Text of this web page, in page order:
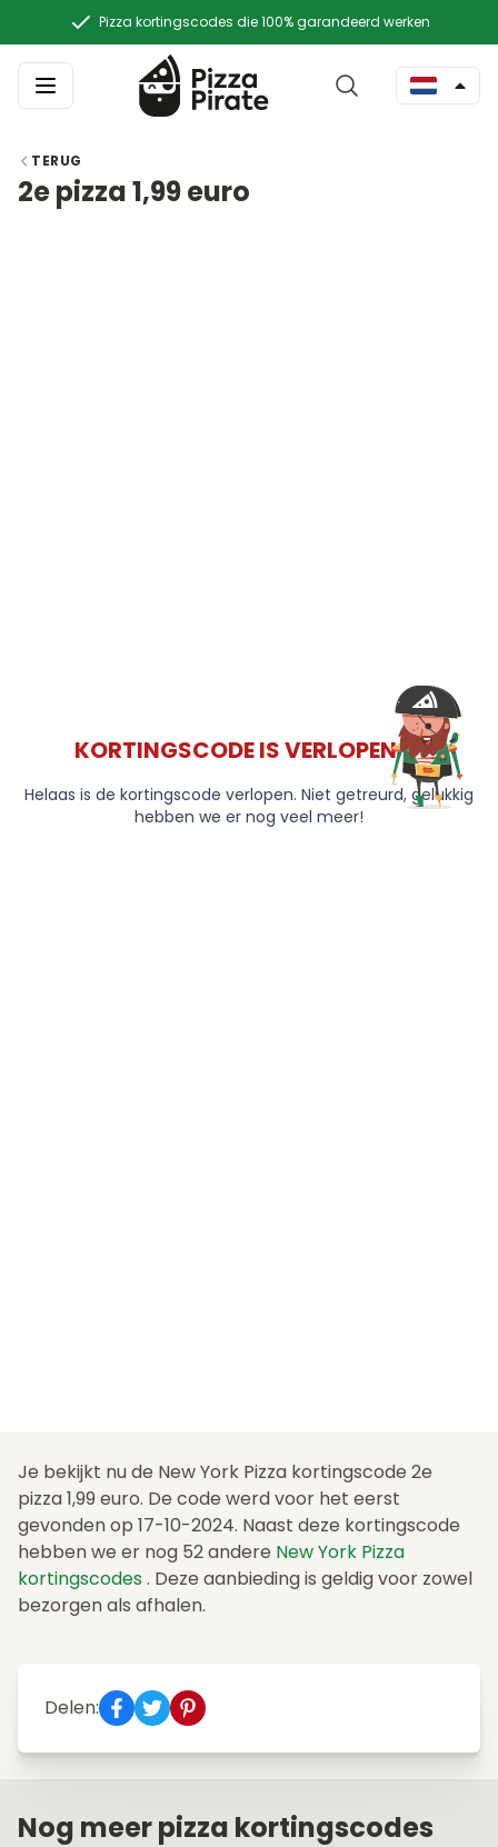
Pizza kortingscodes die 100% garandeerd werken
TERUG
2e pizza 1,99 euro
KORTINGSCODE IS VERLOPEN 😞
Helaas is de kortingscode verlopen. Niet getreurd, gelukkig
hebben we er nog veel meer!
Je bekijkt nu de New York Pizza kortingscode 2e
pizza 1,99 euro. De code werd voor het eerst
gevonden op 17-10-2024. Naast deze kortingscode
hebben we er nog 52 andere New York Pizza
kortingscodes . Deze aanbieding is geldig voor zowel
bezorgen als afhalen.
Delen:
Nog meer pizza kortingscodes